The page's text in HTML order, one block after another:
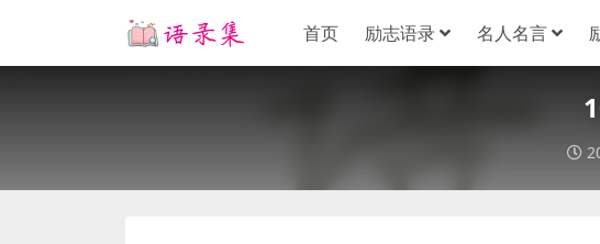
首页 励志语录 名人名言